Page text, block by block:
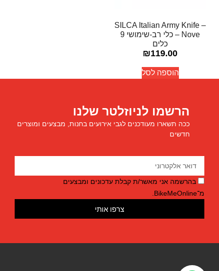
SILCA Italian Army Knife –
Nove – כלי רב-שימושי 9
כלים
₪119.00
הוספה לסל
הרשמו לניוזלטר שלנו
ככה תשארו מעודכנים לגבי אירועים בחנות, מבצעים ומוצרים
חדשים
בהרשמה אני מאשר/ת קבלת עדכונים ומבצעים
מ־BikeMeOnline.
צרפו אותי